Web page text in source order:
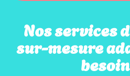
Nos services
sur-mesure